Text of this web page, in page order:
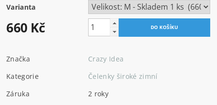
Varianta
660 Kč
Značka
Crazy Idea
Kategorie
Čelenky široké zimní
Záruka
2 roky